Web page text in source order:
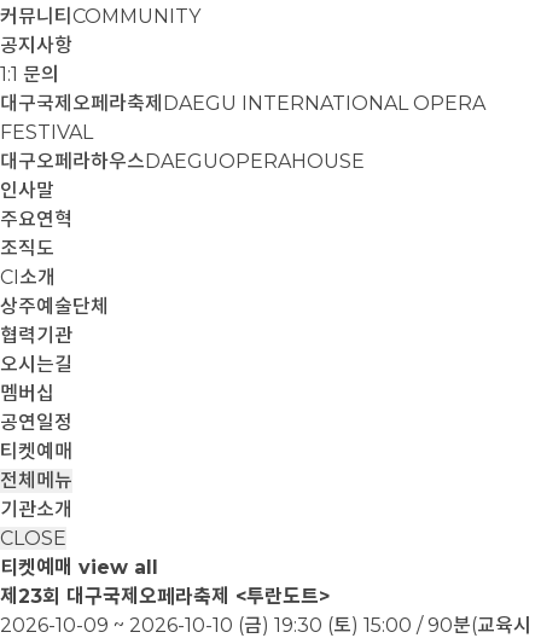
커뮤니티 COMMUNITY
공지사항
1:1 문의
대구국제오페라축제 DAEGU INTERNATIONAL OPERA
FESTIVAL
대구오페라하우스DAEGUOPERAHOUSE
인사말
주요연혁
조직도
CI소개
상주예술단체
협력기관
오시는길
멤버십
공연일정
티켓예매
전체메뉴
기관소개
CLOSE
티켓예매 view all
제23회 대구국제오페라축제 <투란도트>
2026-10-09 ~ 2026-10-10 (금) 19:30 (토) 15:00 / 90분(교육시